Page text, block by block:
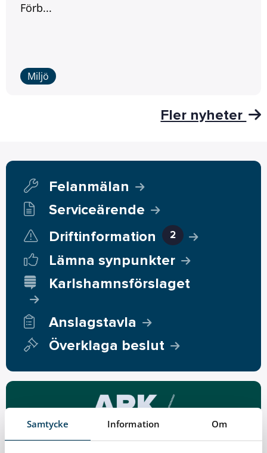
Samtycke Information Om
Miljö
Förb...
Fler nyheter
Felanmälan
Serviceärende
Driftinformation
2
Lämna synpunkter
Karlshamnsförslaget
Anslagstavla
Överklaga beslut